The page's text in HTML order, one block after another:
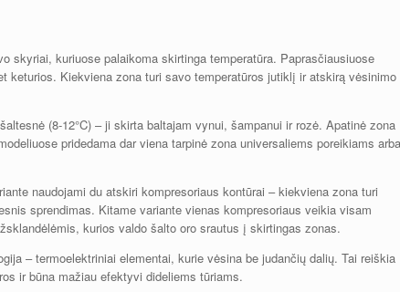
skyriai, kuriuose palaikoma skirtinga temperatūra. Paprasčiausiuose
keturios. Kiekviena zona turi savo temperatūros jutiklį ir atskirą vėsinimo
(8-12°C) – ji skirta baltajam vynui, šampanui ir rozė. Apatinė zona
pridedama dar viena tarpinė zona universaliems poreikiams arba
naudojami du atskiri kompresoriaus kontūrai – kiekviena zona turi
sprendimas. Kitame variante vienas kompresoriaus veikia visam
kurios valdo šalto oro srautus į skirtingas zonas.
– termoelektriniai elementai, kurie vėsina be judančių dalių. Tai reiškia
ir būna mažiau efektyvi dideliems tūriams.